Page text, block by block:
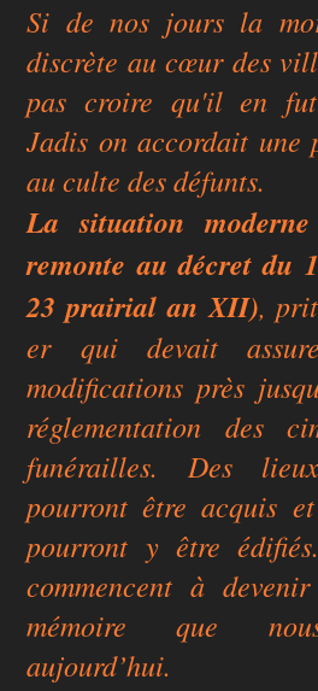
Si de nos jours la
discrète au cœur des
pas croire qu'il en
Jadis on accordait une
au culte des défunts.
Lasituation
remonte au décret du
23 prairial an XII),
er qui devait
modifications près
réglementation des
funérailles. Des
pourront être acquis
pourront y être
commencent à
mémoire que
aujourd’hui.